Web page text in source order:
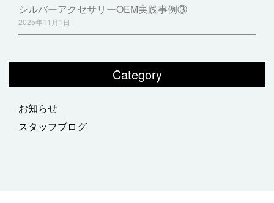
シルバーアクセサリーOEM実践事例③
2025年11月1日
Category
お知らせ
スタッフブログ